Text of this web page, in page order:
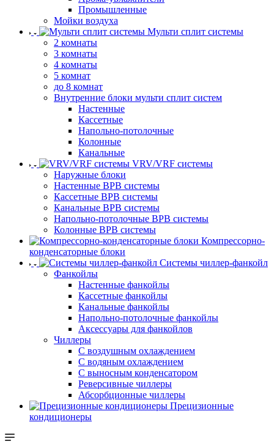
Промышленные
Мойки воздуха
Мульти сплит системы
2 комнаты
3 комнаты
4 комнаты
5 комнат
до 8 комнат
Внутренние блоки мульти сплит систем
Настенные
Кассетные
Напольно-потолочные
Колонные
Канальные
VRV/VRF системы
Наружные блоки
Настенные ВРВ системы
Кассетные ВРВ системы
Канальные ВРВ системы
Напольно-потолочные ВРВ системы
Колонные ВРВ системы
Компрессорно-
конденсаторные блоки
Системы чиллер-фанкойл
Фанкойлы
Настенные фанкойлы
Кассетные фанкойлы
Канальные фанкойлы
Напольно-потолочные фанкойлы
Аксессуары для фанкойлов
Чиллеры
С воздушным охлаждением
С водяным охлаждением
С выносным конденсатором
Реверсивные чиллеры
Абсорбционные чиллеры
Прецизионные
кондиционеры